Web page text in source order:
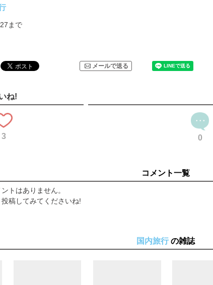
の手で
る脳習慣」塚本 浩・著
田谷鉄道史
が大集合
まで
メールで送る
ね!
3 0
コメント一覧
トはありません。
稿してみてくださいね!
国内旅行の雑誌